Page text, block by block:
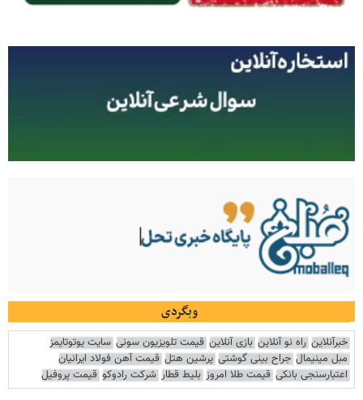
وبگردی
خبرآنلاین راه نو آنلاین بازی آنلاین قیمت تلویزیون سونی سایت یوتوتایمز
مبل مینیمال جراح بینی گوشتی پرشین هتل قیمت آهن فولاد ایرانیان
اعتبارسنجی بانکی قیمت طلا امروز بلیط قطار شرکت رادوکو قیمت پروفیل